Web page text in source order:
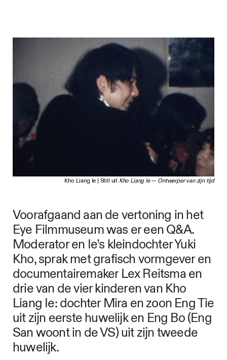
Kho Liang Ie | Still uit Kho Liang Ie — Ontwerper van zijn tijd
Voorafgaand aan de vertoning in het
Eye Filmmuseum was er een Q&A.
Moderator en Ie’s kleindochter Yuki
Kho, sprak met grafisch vormgever en
documentairemaker Lex Reitsma en
drie van de vier kinderen van Kho
Liang Ie: dochter Mira en zoon Eng Tie
uit zijn eerste huwelijk en Eng Bo (Eng
San woont in de VS) uit zijn tweede
huwelijk.